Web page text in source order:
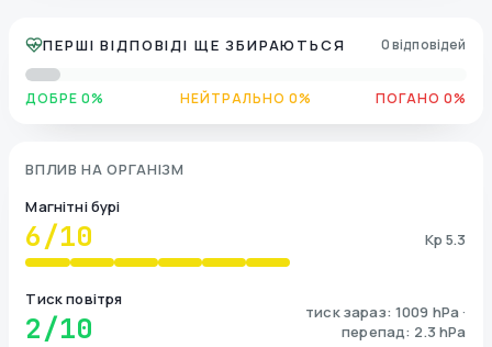
ПЕРШІ ВІДПОВІДІ ЩЕ ЗБИРАЮТЬСЯ 0 відповідей
ДОБРЕ 0% НЕЙТРАЛЬНО 0% ПОГАНО 0%
ВПЛИВ НА ОРГАНІЗМ
Магнітні бурі
6/10 Kp 5.3
Тиск повітря
2/10
тиск зараз: 1009 hPa ·
перепад: 2.3 hPa